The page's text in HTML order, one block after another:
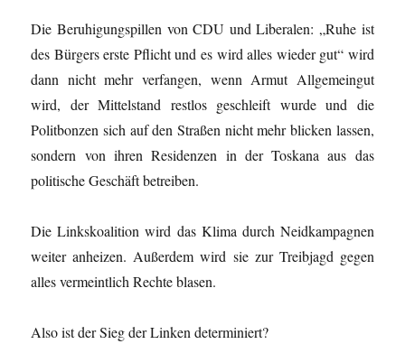
Die Beruhigungspillen von CDU und Liberalen: „Ruhe ist
des Bürgers erste Pflicht und es wird alles wieder gut“ wird
dann nicht mehr verfangen, wenn Armut Allgemeingut
wird, der Mittelstand restlos geschleift wurde und die
Politbonzen sich auf den Straßen nicht mehr blicken lassen,
sondern von ihren Residenzen in der Toskana aus das
politische Geschäft betreiben.
Die Linkskoalition wird das Klima durch Neid­kampagnen
weiter anheizen. Außerdem wird sie zur Treibjagd gegen
alles vermeintlich Rechte blasen.
Also ist der Sieg der Linken determiniert?